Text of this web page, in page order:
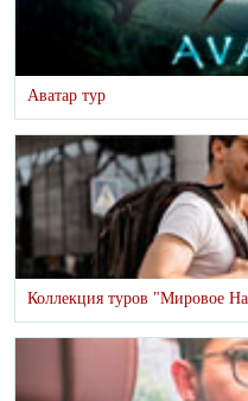
Аватар тур
Коллекция туров "Мировое